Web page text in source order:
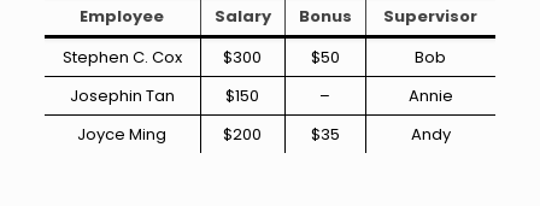
Employee Salary Bonus
Supervisor
Stephen C. Cox
$300 $50
Bob
Josephin Tan
$150 –
Annie
Joyce Ming
$200 $35 Andy